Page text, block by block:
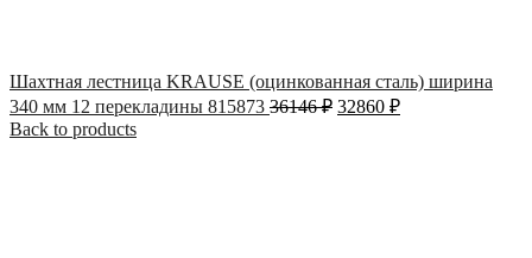
Шахтная лестница KRAUSE (оцинкованная сталь) ширина
340 мм 12 перекладины 815873 36146₽ 32860 ₽
Back to products